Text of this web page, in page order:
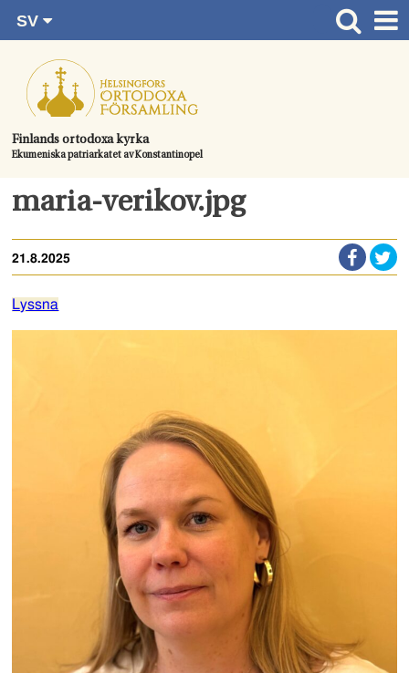
direkt
innehållet.
Finlands ortodoxa kyrka
Ekumeniska patriarkatet av Konstantinopel
SV
RU
EN
UA
Huvudsida
Gudstjänster
Kom med
Kontaktuppgifter
Bröllop
Begravningen
maria-verikov.jpg
21.8.2025
Lyssna